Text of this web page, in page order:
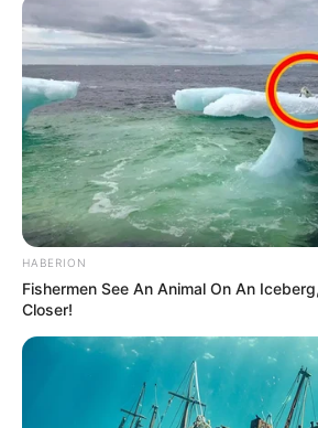
HABERION
Fishermen See An Animal On An
Closer!